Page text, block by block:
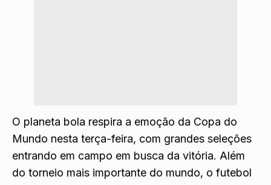
O planeta bola respira a emoção da Copa do
Mundo nesta terça-feira, com grandes seleções
entrando em campo em busca da vitória. Além
do torneio mais importante do mundo, o futebol